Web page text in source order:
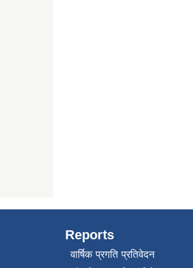
Reports
वार्षिक प्रगति प्रतिवेदन